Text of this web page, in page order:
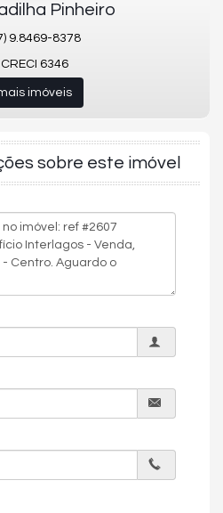
Pinheiro
9.8469-8378
CRECI 6346
imóveis
sobre este imóvel